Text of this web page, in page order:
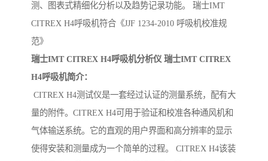
测、图表式精细化分析以及趋势记录功能。 瑞士IMT
CITREX H4呼吸机符合《JJF 1234-2010 呼吸机校准规
范》
瑞士IMT CITREX H4呼吸机分析仪 瑞士IMT CITREX
H4呼吸机简介：
CITREX H4测试仪是一套经过认证的测量系统，配有大
量的附件。CITREX H4可用于验证和校准各种通风机和
气体输送系统。它的直观的用户界面和高分辨率的显示
使得安装和测量成为一个简单的过程。 CITREX H4该装